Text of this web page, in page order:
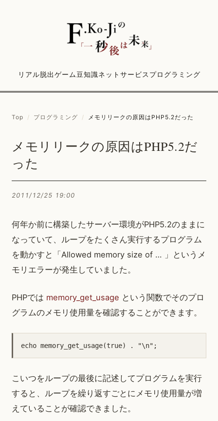
リアル脱出ゲーム豆知識ネットサービス プログラミング
Top / プログラミング / メモリリークの原因はPHP5.2だった
メモリリークの原因はPHP5.2だ
った
2011/12/25 19:00
何年か前に構築したサーバー環境がPHP5.2のままに
なっていて、ループをたくさん実行するプログラム
を動かすと「Allowed memory size of … 」というメ
モリエラーが発生していました。
PHPでは memory_get_usage という関数でそのプロ
グラムのメモリ使用量を確認することができます。
こいつをループの最後に記述してプログラムを実行
すると、ループを繰り返すごとにメモリ使用量が増
えていることが確認できました。